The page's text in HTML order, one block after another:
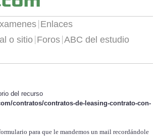
Enlaces
o sitio Foros ABC del estudio
del recurso
contratos/contratos-de-leasing-contrato-con-
para que le mandemos un mail recordándole